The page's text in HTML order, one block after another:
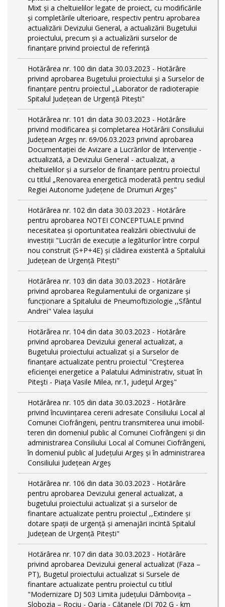
Mixt și a cheltuielilor legate de proiect, cu modificările
și completările ulterioare, respectiv pentru aprobarea
actualizării Devizului General, a actualizării Bugetului
proiectului, precum și a actualizării surselor de
finanțare privind proiectul de referință
Hotărârea nr. 100 din data 30.03.2023 - Hotărâre
privind aprobarea Bugetului proiectului și a Surselor de
finanțare pentru proiectul „Laborator de radioterapie
Spitalul Județean de Urgență Pitești"
Hotărârea nr. 101 din data 30.03.2023 - Hotărâre
privind modificarea și completarea Hotărârii Consiliului
Județean Argeș nr. 69/06.03.2023 privind aprobarea
Documentației de Avizare a Lucrărilor de Intervenție -
actualizată, a Devizului General - actualizat, a
cheltuielilor și a surselor de finanțare pentru proiectul
cu titlul „Renovarea energetică moderată pentru sediul
Regiei Autonome Județene de Drumuri Argeș"
Hotărârea nr. 102 din data 30.03.2023 - Hotărâre
pentru aprobarea NOTEI CONCEPTUALE privind
necesitatea și oportunitatea realizării obiectivului de
investiții "Lucrări de execuție a legăturilor între corpul
nou construit (S+P+4E) și clădirea existentă a Spitalului
Județean de Urgență Pitești"
Hotărârea nr. 103 din data 30.03.2023 - Hotărâre
privind aprobarea Regulamentului de organizare și
funcționare a Spitalului de Pneumoftiziologie ,,Sfântul
Andrei" Valea Iașului
Hotărârea nr. 104 din data 30.03.2023 - Hotărâre
privind aprobarea Devizului general actualizat, a
Bugetului proiectului actualizat și a Surselor de
finanțare actualizate pentru proiectul "Creşterea
eficienţei energetice a Palatului Administrativ, situat în
Piteşti - Piaţa Vasile Milea, nr.1, judeţul Argeş"
Hotărârea nr. 105 din data 30.03.2023 - Hotărâre
privind încuviințarea cererii adresate Consiliului Local al
Comunei Ciofrângeni, pentru transmiterea unui imobil-
teren din domeniul public al Comunei Ciofrângeni și din
administrarea Consiliului Local al Comunei Ciofrângeni,
în domeniul public al Județului Argeș și în administrarea
Consiliului Județean Argeș
Hotărârea nr. 106 din data 30.03.2023 - Hotărâre
pentru aprobarea Devizului general actualizat, a
bugetului proiectului actualizat și a surselor de
finantare actualizate pentru proiectul ,,Extindere și
dotare spații de urgență și amenajări incintă Spitalul
Județean de Urgență Pitești"
Hotărârea nr. 107 din data 30.03.2023 - Hotărâre
privind aprobarea Devizului general actualizat (Faza –
PT), Bugetul proiectului actualizat si Sursele de
finantare actualizate pentru proiectul cu titlul
"Modernizare DJ 503 Limita județului Dâmbovița –
Slobozia – Rociu - Oarja - Cătanele (DJ 702 G - km